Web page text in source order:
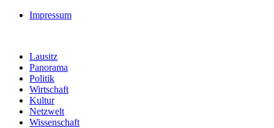
Impressum
Lausitz
Panorama
Politik
Wirtschaft
Kultur
Netzwelt
Wissenschaft